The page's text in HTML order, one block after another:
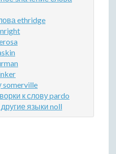
ethridge
somerville
к слову pardo
языки noll